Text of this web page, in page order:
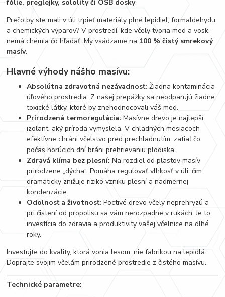
fólie, preglejky, sololity či OSB dosky.
Prečo by ste mali v úli trpieť materiály plné lepidiel, formaldehydu
a chemických výparov? V prostredí, kde včely tvoria med a vosk,
nemá chémia čo hľadať. My vsádzame na 100 % čistý smrekový
masív.
Hlavné výhody nášho masívu:
Absolútna zdravotná nezávadnosť: Žiadna kontaminácia
úľového prostredia. Z našej prepážky sa neodparujú žiadne
toxické látky, ktoré by znehodnocovali váš med.
Prirodzená termoregulácia: Masívne drevo je najlepší
izolant, aký príroda vymyslela. V chladných mesiacoch
efektívne chráni včelstvo pred prechladnutím, zatiaľ čo
počas horúcich dní bráni prehrievaniu plodiska.
Zdravá klíma bez plesní: Na rozdiel od plastov masív
prirodzene „dýcha“. Pomáha regulovať vlhkosť v úli, čím
dramaticky znižuje riziko vzniku plesní a nadmernej
kondenzácie.
Odolnosť a životnosť: Poctivé drevo včely neprehryzú a
pri čistení od propolisu sa vám nerozpadne v rukách. Je to
investícia do zdravia a produktivity vašej včelnice na dlhé
roky.
Investujte do kvality, ktorá vonia lesom, nie fabrikou na lepidlá.
Doprajte svojim včelám prirodzené prostredie z čistého masívu.
Technické parametre: